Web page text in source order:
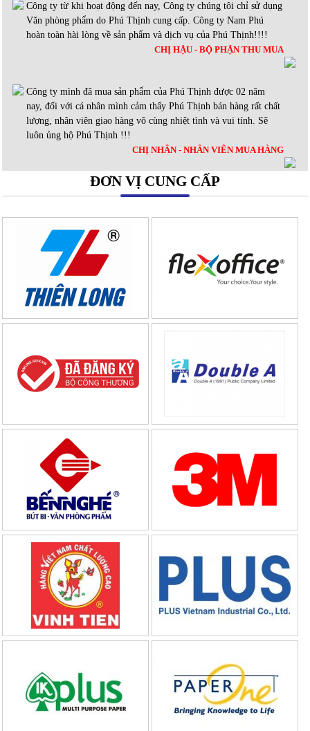
Công ty từ khi hoạt động đến nay, Công ty chúng tôi chỉ sử dụng
Văn phòng phẩm do Phú Thịnh cung cấp. Công ty Nam Phú
hoàn toàn hài lòng về sản phẩm và dịch vụ của Phú Thịnh!!!!
CHỊ HẬU - BỘ PHẬN THU MUA
Công ty mình đã mua sản phẩm của Phú Thịnh được 02 năm
nay, đối với cá nhân mình cảm thấy Phú Thịnh bán hàng rất chất
lượng, nhân viên giao hàng vô cùng nhiệt tình và vui tính. Sẽ
luôn ủng hộ Phú Thịnh !!!
CHỊ NHÂN - NHÂN VIÊN MUA HÀNG
ĐƠN VỊ CUNG CẤP